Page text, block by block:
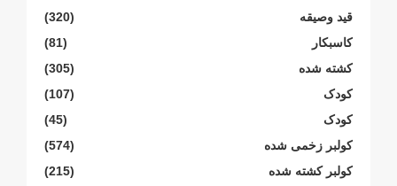
قید وصیقه
(320)
کاسبکار
(81)
کشته شده
(305)
کودک
(107)
کودک
(45)
کولبر زخمی شدە
(574)
کولبر کشتە شدە
(215)